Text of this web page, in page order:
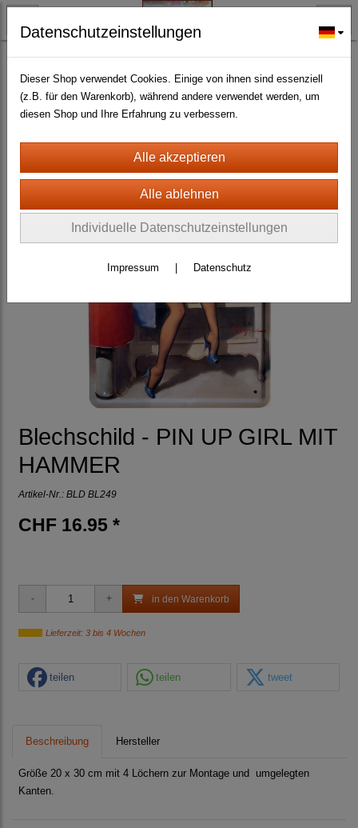
BLECH- + HOLZSCHILDER-MAGNETE
BLECHSCHILDER CA. 20 X 30 CM
Erotic- und Pin Up(141)
Blechschild - PIN UP GIRL MIT
HAMMER
Artikel-Nr.: BLD BL249
CHF 16.95 *
in den Warenkorb
Lieferzeit: 3 bis 4 Wochen
teilen teilen tweet
Beschreibung Hersteller
Größe 20 x 30 cm mit 4 Löchern zur Montage und umgelegten
Kanten.
Datenschutzeinstellungen
Dieser Shop verwendet Cookies. Einige von ihnen sind essenziell
(z.B. für den Warenkorb), während andere verwendet werden, um
diesen Shop und Ihre Erfahrung zu verbessern.
Individuelle Datenschutzeinstellungen
Impressum Datenschutz